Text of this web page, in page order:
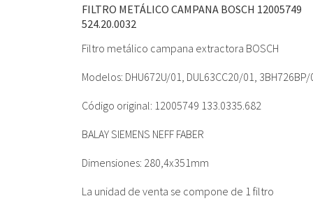
FILTRO METÁLICO CAMPANA BOSCH 12005749
524.20.0032
Filtro metálico campana extractora BOSCH
Modelos: DHU672U/01, DUL63CC20/01,
Código original: 12005749 133.0335.682
BALAY SIEMENS NEFF FABER
Dimensiones: 280,4x351mm
La unidad de venta se compone de 1 filtro